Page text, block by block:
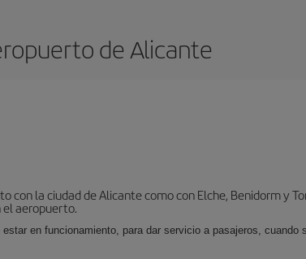
de Alicante
la ciudad de Alicante como con Elche, Benidorm y
aeropuerto.
en funcionamiento, para dar servicio a pasajeros, cuando